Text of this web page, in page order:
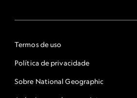
Termos de uso
Política de privacidade
Sobre National Geographic